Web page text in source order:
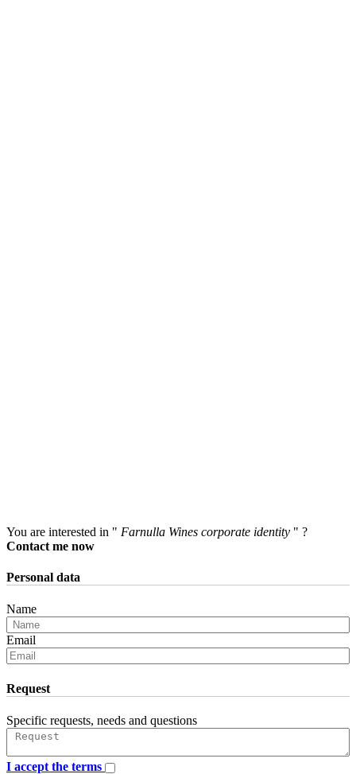
You are interested in " Farnulla Wines corporate identity " ?
Contact me now
Personal data
Name
Email
Request
Specific requests, needs and questions
I accept the terms